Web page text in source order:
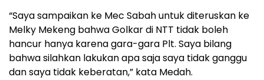
“Saya sampaikan ke Mec Sabah untuk diteruskan ke
Melky Mekeng bahwa Golkar di NTT tidak boleh
hancur hanya karena gara-gara Plt. Saya bilang
bahwa silahkan lakukan apa saja saya tidak ganggu
dan saya tidak keberatan,” kata Medah.